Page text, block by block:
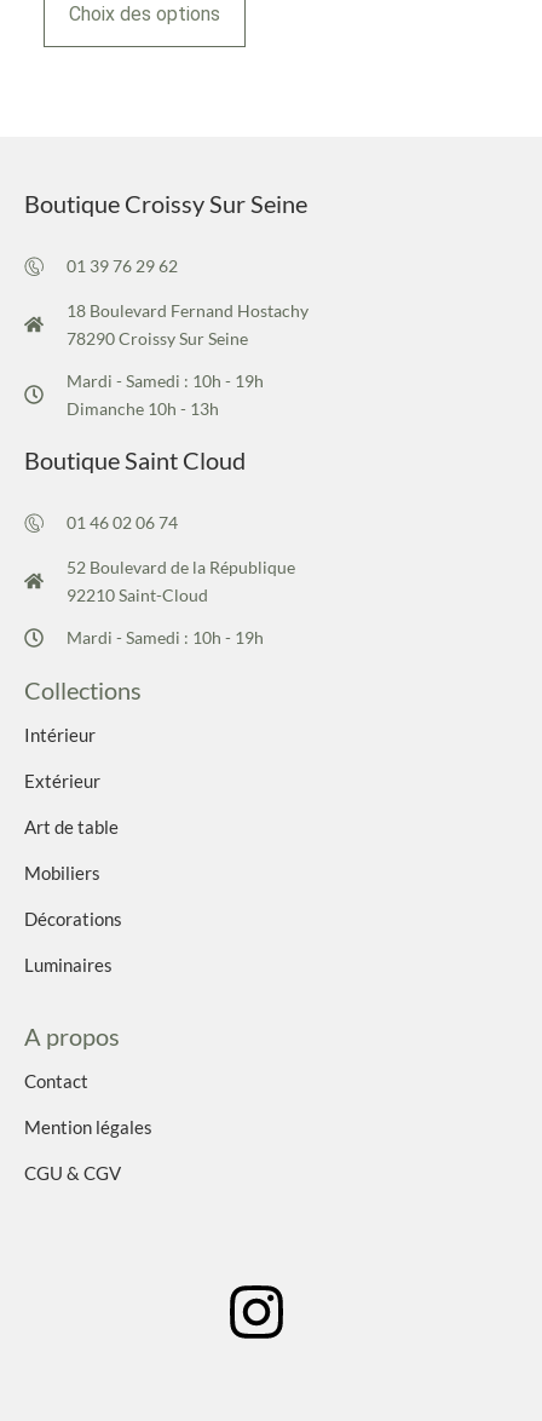
Choix des options
Boutique Croissy Sur Seine
01 39 76 29 62
18 Boulevard Fernand Hostachy
78290 Croissy Sur Seine
Mardi - Samedi : 10h - 19h
Dimanche 10h - 13h
Boutique Saint Cloud
01 46 02 06 74
52 Boulevard de la République
92210 Saint-Cloud
Mardi - Samedi : 10h - 19h
Collections
Intérieur
Extérieur
Art de table
Mobiliers
Décorations
Luminaires
A propos
Contact
Mention légales
CGU & CGV
I